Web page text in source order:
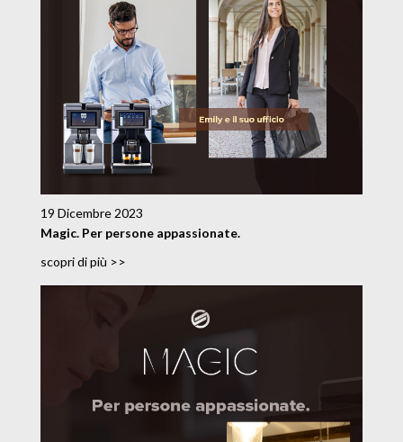
19 Dicembre 2023
Magic. Per persone appassionate.
scopri di più >>